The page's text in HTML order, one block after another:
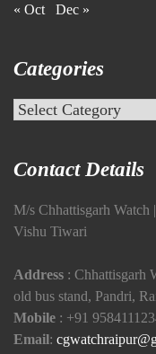
« Oct Dec »
Categories
Categories
Contact Details
M/s Chhattisgarh Watch |
Vishu Tiwari
Address : Chhattisgarh
old bus stand, Pandri,
Mobile : +91
Email: